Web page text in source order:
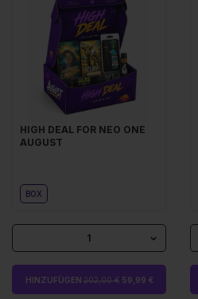
HIGH DEAL FOR NEO ONE
AUGUST
BOX
1
HINZUFÜGEN 202,00 € 59,99 €